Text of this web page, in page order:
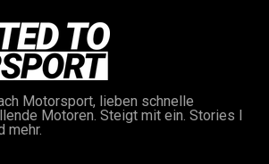
Motorsport, lieben schnelle
Motoren. Steigt mit ein. Stories I
mehr.